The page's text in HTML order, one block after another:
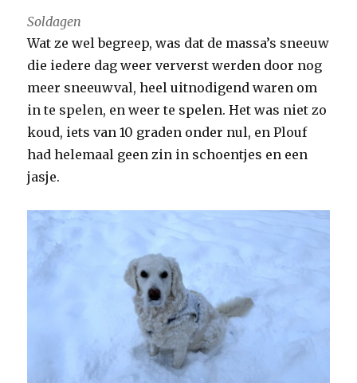
Soldagen
Wat ze wel begreep, was dat de massa’s sneeuw
die iedere dag weer ververst werden door nog
meer sneeuwval, heel uitnodigend waren om
in te spelen, en weer te spelen. Het was niet zo
koud, iets van 10 graden onder nul, en Plouf
had helemaal geen zin in schoentjes en een
jasje.